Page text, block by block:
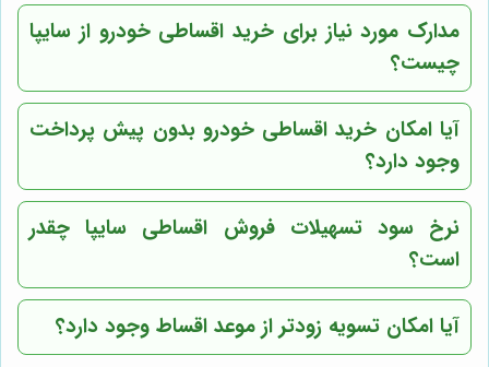
مدارک مورد نیاز برای خرید اقساطی خودرو از سایپا
چیست؟
آیا امکان خرید اقساطی خودرو بدون پیش پرداخت
وجود دارد؟
نرخ سود تسهیلات فروش اقساطی سایپا چقدر
است؟
آیا امکان تسویه زودتر از موعد اقساط وجود دارد؟